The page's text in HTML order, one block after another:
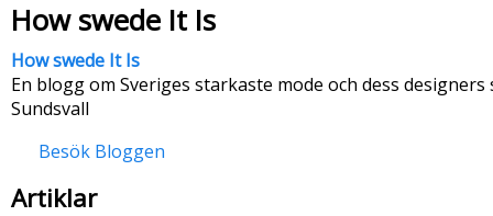
How swede It Is
How swede It Is
En blogg om Sveriges starkaste mode och dess
Sundsvall
Besök Bloggen
Artiklar